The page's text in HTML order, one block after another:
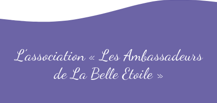
L’association « Les Ambassadeurs
de La Belle Etoile »